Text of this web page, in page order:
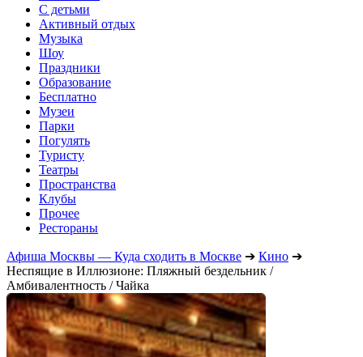
С детьми
Активный отдых
Музыка
Шоу
Праздники
Образование
Бесплатно
Музеи
Парки
Погулять
Туристу
Театры
Пространства
Клубы
Прочее
Рестораны
Афиша Москвы — Куда сходить в Москве ➔ Кино ➔
Неспящие в Иллюзионе: Пляжный бездельник /
Амбивалентность / Чайка